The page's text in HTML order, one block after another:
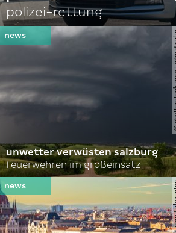
polizei-rettung
©
unwetter verwüsten salzburg
feuerwehren im großeinsatz